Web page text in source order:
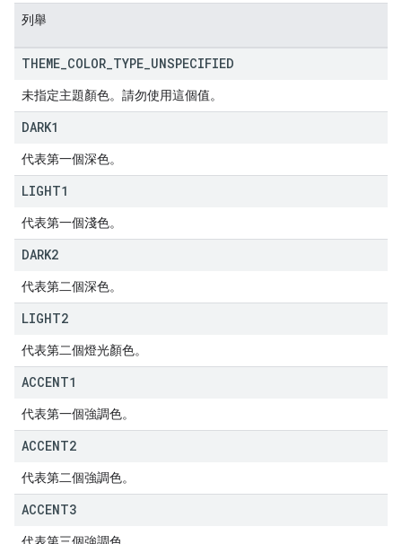
列舉
THEME COLOR TYPE UNSPECIFIED
未指定主題顏色。請勿使用這個值。
DARK1
代表第一個深色。
LIGHT1
代表第一個淺色。
DARK2
代表第二個深色。
LIGHT2
代表第二個燈光顏色。
ACCENT1
代表第一個強調色。
ACCENT2
代表第二個強調色。
ACCENT3